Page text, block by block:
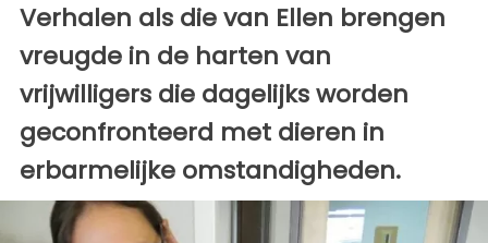
Verhalen als die van Ellen brengen
vreugde in de harten van
vrijwilligers die dagelijks worden
geconfronteerd met dieren in
erbarmelijke omstandigheden.